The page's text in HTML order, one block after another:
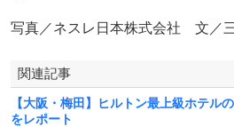
写真／ネスレ日本株式会社 文／
関連記事
【大阪・梅田】ヒルトン最上級ホテル
をレポート